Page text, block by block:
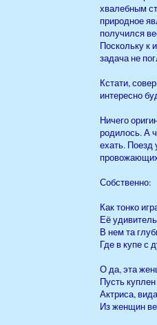
хвалебным
природное
получился
Поскольку к
задача не
Кстати,
интересно
Ничего
родилось. А
ехать. Поезд
Собственно:
Как тонко
Её
В нем та
Где в купе с
О да, эта
Пусть
Актриса,
Из женщин